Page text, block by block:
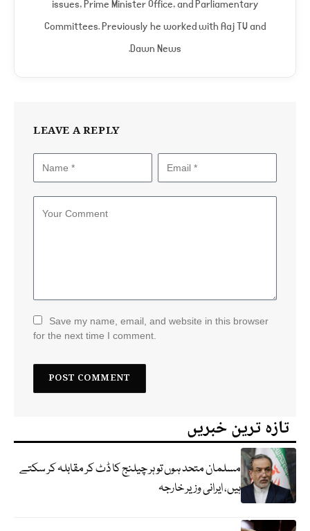
issues, Prime Minister Office, and Parliamentary
Committees. Previously he worked with Aaj TV and
Dawn News.
LEAVE A REPLY
Save my name, email, and website in this browser
for the next time I comment.
تازہ ترین خبریں
مسلمان متحد ہوں تو ہر چیلنج کا ڈٹ کر مقابلہ کر سکتے
ہیں، ایرانی وزیر خارجہ